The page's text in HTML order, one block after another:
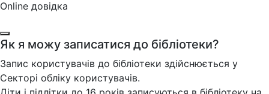
Online довідка
Як я можу записатися до бібліотеки?
Запис користувачів до бібліотеки здійснюється у
Секторі обліку користувачів.